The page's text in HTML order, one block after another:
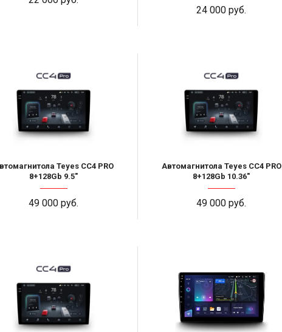
24 000 руб.
Teyes CC4 PRO
8+128Gb 9.5"
49 000 руб.
Автомагнитола Teyes CC4 PRO
8+128Gb 10.36"
49 000 руб.